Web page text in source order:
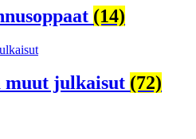
(14)
muut julkaisut (72)